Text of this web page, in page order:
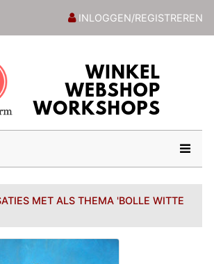
INLOGGEN/REGISTREREN
MET ALS THEMA 'BOLLE WITTE